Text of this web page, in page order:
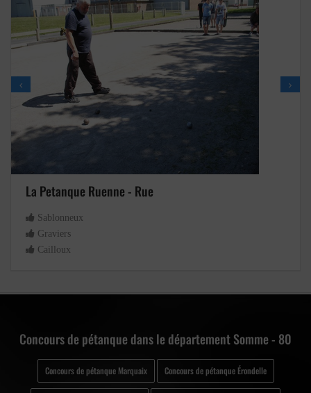
La Petanque Ruenne - Rue
Sablonneux
Graviers
Cailloux
Concours de pétanque dans le département Somme - 80
Concours de pétanque Marquaix Concours de pétanque Érondelle